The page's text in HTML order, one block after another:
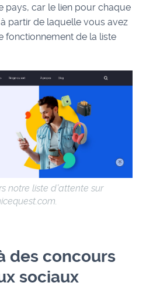
pays, car le lien pour chaque
partir de laquelle vous avez
fonctionnement de la liste
notre liste d’attente sur
des concours
sociaux